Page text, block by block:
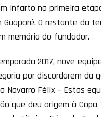
infarto na primeira
Guaporé. O restante da
memória do fundador.
2017, nove
por discordarem da
Navarro Félix – Estas
que deu origem à Copa